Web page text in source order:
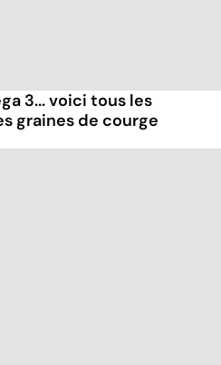
3... voici tous les
graines de courge